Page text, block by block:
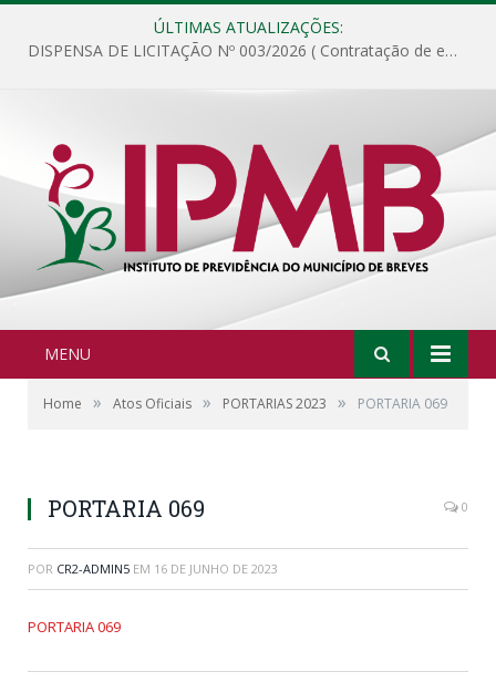
ÚLTIMAS ATUALIZAÇÕES:
DISPENSA DE LICITAÇÃO Nº 003/2026 ( Contratação de empresa para fornecimento de gêneros alimentícios não perecíveis, materiais de expediente, descartáveis, copa e cozinha, para análise e posterior publicação.)
MENU
Home » Atos Oficiais » PORTARIAS 2023 » PORTARIA 069
PORTARIA 069 0
POR CR2-ADMIN5 EM 16 DE JUNHO DE 2023
PORTARIA 069